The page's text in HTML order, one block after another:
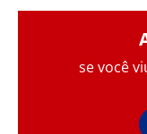
se você